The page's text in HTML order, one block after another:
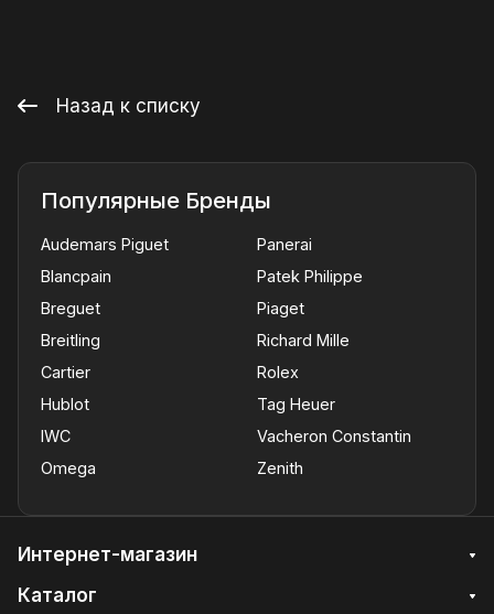
Назад к списку
Популярные Бренды
Audemars Piguet
Blancpain
Breguet
Breitling
Cartier
Hublot
IWC
Omega
Panerai
Patek Philippe
Piaget
Richard Mille
Rolex
Tag Heuer
Vacheron Constantin
Zenith
Интернет-магазин
Каталог